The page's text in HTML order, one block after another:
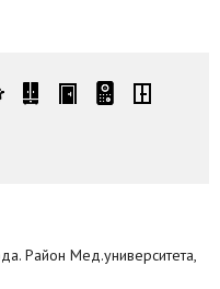
Район Мед.университета,